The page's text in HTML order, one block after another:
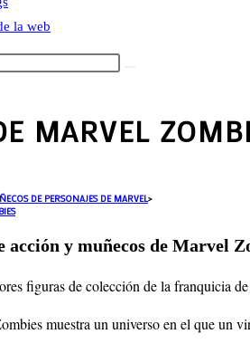
la web
MARVEL
DE PERSONAJES DE MARVEL>
acción y muñecos de Marvel
figuras de colección de la franquicia
muestra un universo en el que un